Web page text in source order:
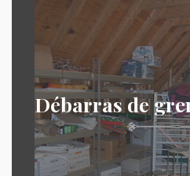
Débarras de